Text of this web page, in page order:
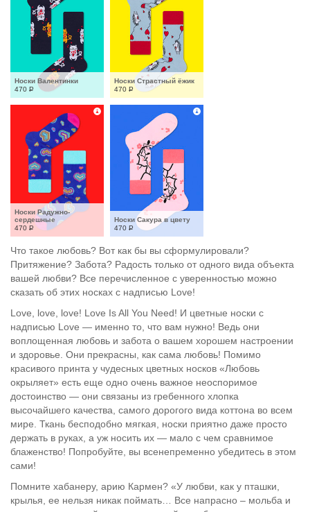
Носки Валентинки
470 Р
Носки Страстный ёжик
470 Р
Носки Радужно-
сердешные
470 Р
Носки Сакура в цвету
470 Р
Что такое любовь? Вот как бы вы сформулировали?
Притяжение? Забота? Радость только от одного вида объекта
вашей любви? Все перечисленное с уверенностью можно
сказать об этих носках с надписью Love!
Love, love, love! Love Is All You Need! И цветные носки с
надписью Love — именно то, что вам нужно! Ведь они
воплощенная любовь и забота о вашем хорошем настроении
и здоровье. Они прекрасны, как сама любовь! Помимо
красивого принта у чудесных цветных носков «Любовь
окрыляет» есть еще одно очень важное неоспоримое
достоинство — они связаны из гребенного хлопка
высочайшего качества, самого дорогого вида коттона во всем
мире. Ткань бесподобно мягкая, носки приятно даже просто
держать в руках, а уж носить их — мало с чем сравнимое
блаженство! Попробуйте, вы всенепременно убедитесь в этом
сами!
Помните хабанеру, арию Кармен? «У любви, как у пташки,
крылья, ее нельзя никак поймать… Все напрасно – мольба и